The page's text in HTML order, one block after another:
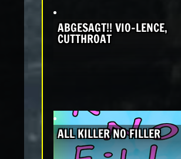
ABGESAGT!! VIO-LENCE,
CUTTHROAT
ALL KILLER NO FILLER